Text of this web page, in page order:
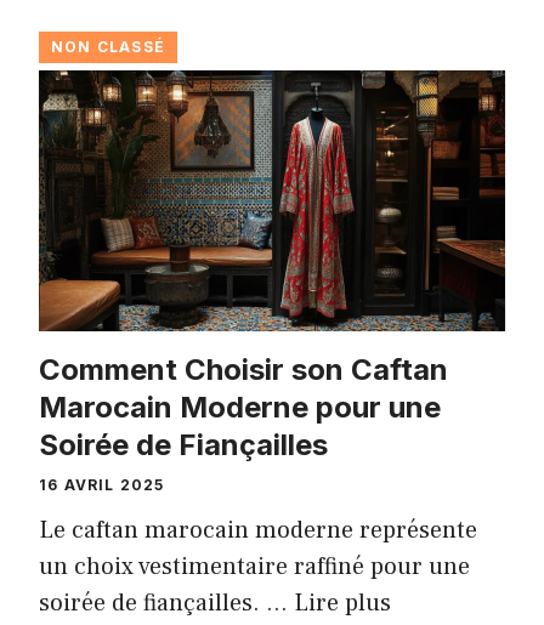
NON CLASSÉ
Comment Choisir son Caftan
Marocain Moderne pour une
Soirée de Fiançailles
16 AVRIL 2025
Le caftan marocain moderne représente
un choix vestimentaire raffiné pour une
soirée de fiançailles. … Lire plus